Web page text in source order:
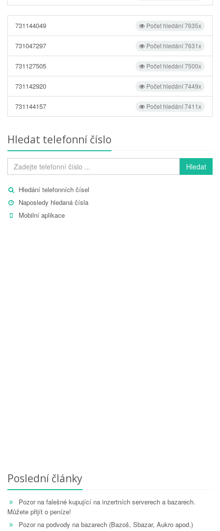
Počet hledání 7635x
731144049
Počet hledání 7631x
731047297
Počet hledání 7500x
731127505
Počet hledání 7449x
731142920
Počet hledání 7411x
731144157
Hledat telefonní číslo
Hledat
Hledání telefonních čísel
Naposledy hledaná čísla
Mobilní aplikace
Poslední články
Pozor na falešné kupující na inzertních serverech a bazarech.
Můžete přijít o peníze!
Pozor na podvody na bazarech (Bazoš, Sbazar, Aukro apod.)